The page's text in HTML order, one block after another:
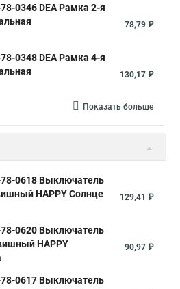
0346 DEA Рамка 2-я
78,79 ₽
0348 DEA Рамка 4-я
130,17 ₽
Показать больше
78-0618 Выключатель
HAPPY Солнце
129,41 ₽
78-0620 Выключатель
HAPPY
90,97 ₽
78-0617 Выключатель